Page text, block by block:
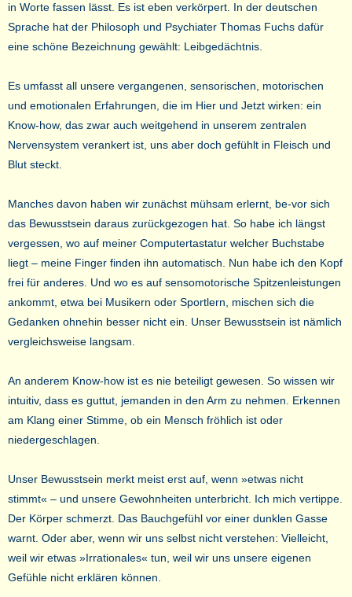
in Worte fassen lässt. Es ist eben verkörpert. In der deutschen
Sprache hat der Philosoph und Psychiater Thomas Fuchs dafür
eine schöne Bezeichnung gewählt: Leibgedächtnis.
Es umfasst all unsere vergangenen, sensorischen, motorischen
und emotionalen Erfahrungen, die im Hier und Jetzt wirken: ein
Know-how, das zwar auch weitgehend in unserem zentralen
Nervensystem verankert ist, uns aber doch gefühlt in Fleisch und
Blut steckt.
Manches davon haben wir zunächst mühsam erlernt, be-vor sich
das Bewusstsein daraus zurückgezogen hat. So habe ich längst
vergessen, wo auf meiner Computertastatur welcher Buchstabe
liegt – meine Finger finden ihn automatisch. Nun habe ich den Kopf
frei für anderes. Und wo es auf sensomotorische Spitzenleistungen
ankommt, etwa bei Musikern oder Sportlern, mischen sich die
Gedanken ohnehin besser nicht ein. Unser Bewusstsein ist nämlich
vergleichsweise langsam.
An anderem Know-how ist es nie beteiligt gewesen. So wissen wir
intuitiv, dass es guttut, jemanden in den Arm zu nehmen. Erkennen
am Klang einer Stimme, ob ein Mensch fröhlich ist oder
niedergeschlagen.
Unser Bewusstsein merkt meist erst auf, wenn »etwas nicht
stimmt« – und unsere Gewohnheiten unterbricht. Ich mich vertippe.
Der Körper schmerzt. Das Bauchgefühl vor einer dunklen Gasse
warnt. Oder aber, wenn wir uns selbst nicht verstehen: Vielleicht,
weil wir etwas »Irrationales« tun, weil wir uns unsere eigenen
Gefühle nicht erklären können.